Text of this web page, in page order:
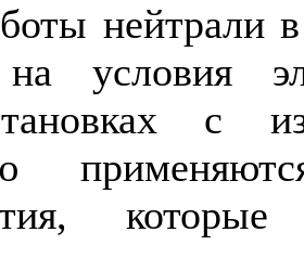
нейтрали
условия
с